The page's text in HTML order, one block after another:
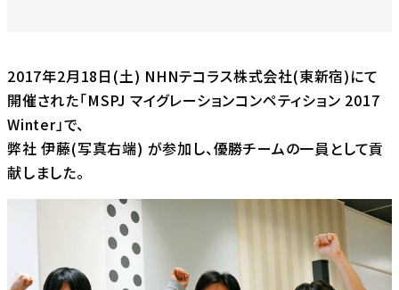
2017年2月18日(土) NHNテコラス株式会社(東新宿)にて
開催された「MSPJ マイグレーションコンペティション 2017
Winter」で、
弊社 伊藤(写真右端) が参加し、優勝チームの一員として貢
献しました。